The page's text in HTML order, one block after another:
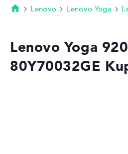
Technik &
Deals
Startseite
Lenovo Lenovo Yoga
Lenovo Yoga
80Y70032GE